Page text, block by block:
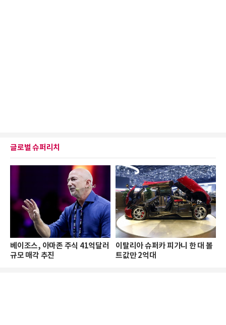
글로벌 슈퍼리치
베이조스, 아마존 주식 41억달러
규모 매각 추진
이탈리아 슈퍼카 피가니 한 대 볼
트값만 2억대